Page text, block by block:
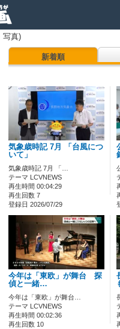
写真)
新着順
気象歳時記 7月 「台風につ
いて」
気象歳時記 7月 「…
テーマ LCVNEWS
再生時間 00:04:29
再生回数 7
登録日 2026/07/29
今年は「東欧」が舞台 探
偵と一緒…
今年は「東欧」が舞台…
テーマ LCVNEWS
再生時間 00:02:36
再生回数 10